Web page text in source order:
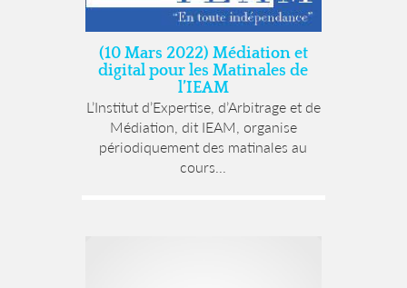
(10 Mars 2022) Médiation et
digital pour les Matinales de
l’IEAM
L’Institut d’Expertise, d’Arbitrage et de
Médiation, dit IEAM, organise
périodiquement des matinales au
cours...